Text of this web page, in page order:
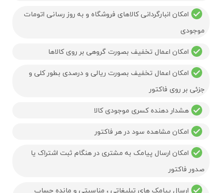
امکان انبارگردانی کالاهای فروشگاه و به روز رسانی اتومات
موجودی
امکان اعمال تخفیف بصورت گروهی بر روی کالاها
امکان اعمال تخفیف بصورت ریالی و درصدی بطور کلی و
جزئی بر روی فاکتور
هشدار دهنده کسری موجودی کالا
امکان مشاهده سود در هر فاکتور
امکان ارسال پیامک به مشتری در هنگام ثبت اشتراک یا
صدور فاکتور
ارسال پیامک های تبلیغاتی ، مناسبتی و مانده حساب